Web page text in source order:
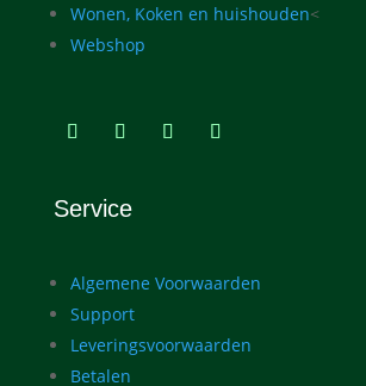
Wonen, Koken en huishouden<
Webshop
Service
Algemene Voorwaarden
Support
Leveringsvoorwaarden
Betalen